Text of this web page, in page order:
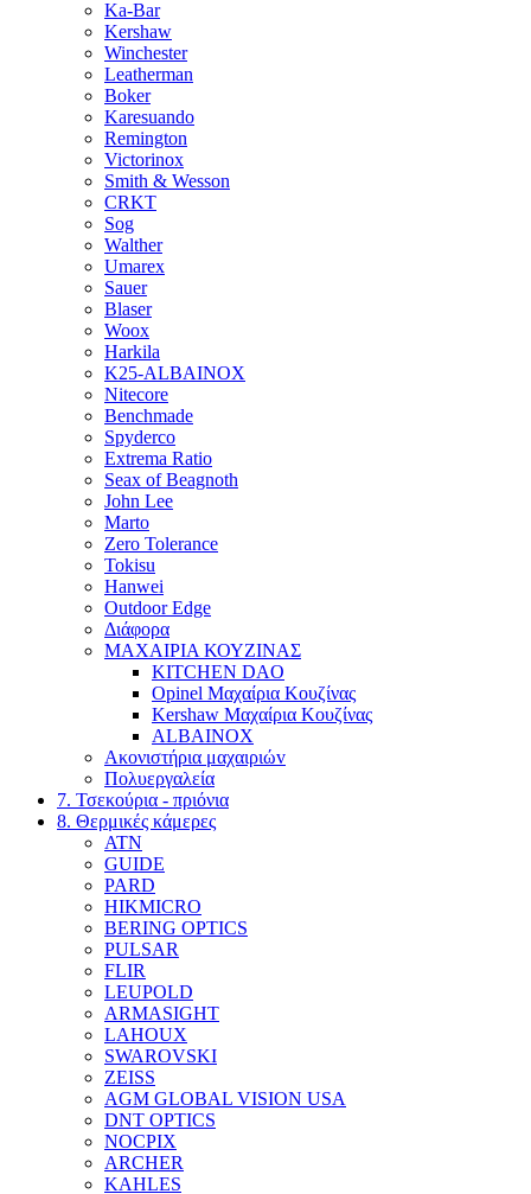
Ka-Bar
Kershaw
Winchester
Leatherman
Boker
Karesuando
Remington
Victorinox
Smith & Wesson
CRKT
Sog
Walther
Umarex
Sauer
Blaser
Woox
Harkila
K25-ALBAINOX
Nitecore
Benchmade
Spyderco
Extrema Ratio
Seax of Beagnoth
John Lee
Marto
Zero Tolerance
Tokisu
Hanwei
Outdoor Edge
Διάφορα
ΜΑΧΑΙΡΙΑ ΚΟΥΖΙΝΑΣ
KITCHEN DAO
Opinel Μαχαίρια Κουζίνας
Kershaw Μαχαίρια Κουζίνας
ALBAINOX
Ακονιστήρια μαχαιριώv
Πολυεργαλεία
7. Τσεκούρια - πριόνια
8. Θερμικές κάμερες
ATN
GUIDE
PARD
HIKMICRO
BERING OPTICS
PULSAR
FLIR
LEUPOLD
ARMASIGHT
LAHOUX
SWAROVSKI
ZEISS
AGM GLOBAL VISION USA
DNT OPTICS
NOCPIX
ARCHER
KAHLES